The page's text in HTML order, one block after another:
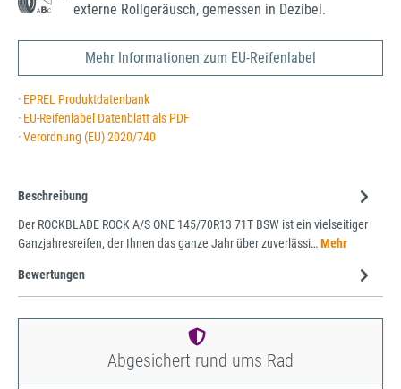
externe Rollgeräusch, gemessen in Dezibel.
Mehr Informationen zum EU-Reifenlabel
· EPREL Produktdatenbank
· EU-Reifenlabel Datenblatt als PDF
· Verordnung (EU) 2020/740
Beschreibung
Der ROCKBLADE ROCK A/S ONE 145/70R13 71T BSW ist ein vielseitiger
Ganzjahresreifen, der Ihnen das ganze Jahr über zuverlässi…Mehr
Bewertungen
Abgesichert rund ums Rad